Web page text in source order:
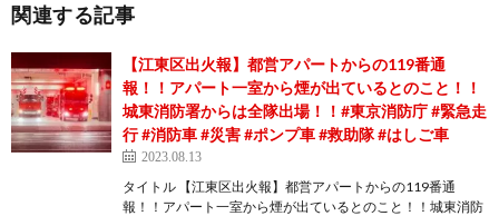
関連する記事
【江東区出火報】都営アパートからの119番通
報！！アパート一室から煙が出ているとのこと！！
城東消防署からは全隊出場！！#東京消防庁 #緊急走
行 #消防車 #災害 #ポンプ車 #救助隊 #はしご車
2023.08.13
タイトル 【江東区出火報】都営アパートからの119番通
報！！アパート一室から煙が出ているとのこと！！城東消防